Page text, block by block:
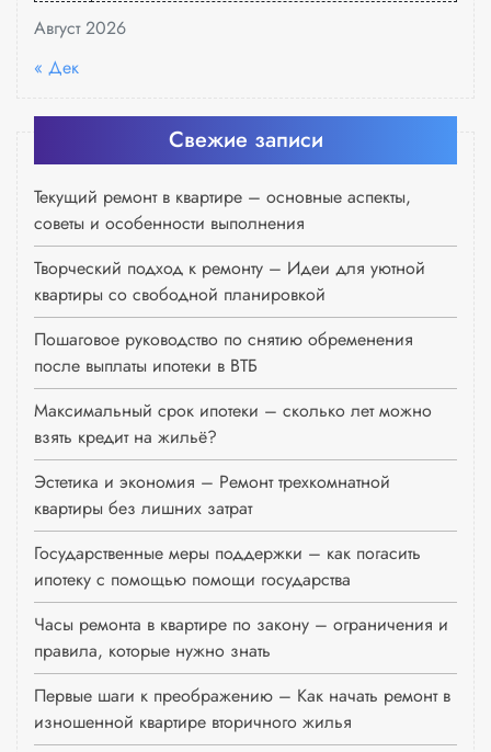
Август 2026
« Дек
Свежие записи
Текущий ремонт в квартире – основные аспекты,
советы и особенности выполнения
Творческий подход к ремонту – Идеи для уютной
квартиры со свободной планировкой
Пошаговое руководство по снятию обременения
после выплаты ипотеки в ВТБ
Максимальный срок ипотеки – сколько лет можно
взять кредит на жильё?
Эстетика и экономия – Ремонт трехкомнатной
квартиры без лишних затрат
Государственные меры поддержки – как погасить
ипотеку с помощью помощи государства
Часы ремонта в квартире по закону – ограничения и
правила, которые нужно знать
Первые шаги к преображению – Как начать ремонт в
изношенной квартире вторичного жилья